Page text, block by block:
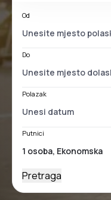
Od
Do
Polazak
Putnici
Pretraga